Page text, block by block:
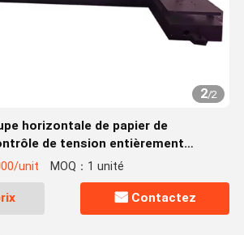
2/2
horizontale de papier de
de tension entièrement
unit MOQ：1 unité
Contactez